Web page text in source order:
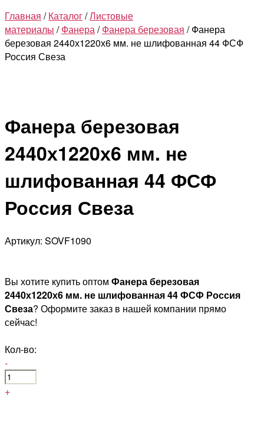
Главная /Каталог/Листовые
материалы /Фанера/Фанера березовая / Фанера
березовая 2440х1220х6 мм. не шлифованная 44 ФСФ
Россия Свеза
Фанера березовая
2440х1220х6 мм. не
шлифованная 44 ФСФ
Россия Свеза
Артикул: SOVF1090
Вы хотите купить оптом Фанера березовая
2440х1220х6 мм. не шлифованная 44 ФСФ Россия
Свеза? Оформите заказ в нашей компании прямо
сейчас!
Кол-во:
-
+